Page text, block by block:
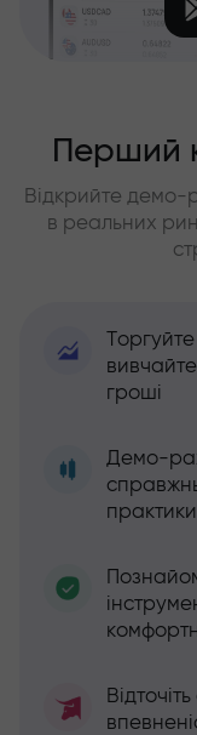
Перший
Відкрийте демо-
в реальних
гроші
Демо-
практики